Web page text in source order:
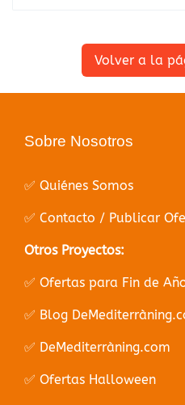
Volver a la
Sobre Nosotros
✅ Quiénes Somos
✅ Contacto / Publicar
Otros Proyectos:
✅ Ofertas para Fin de
✅ Blog
✅ DeMediterràning.com
✅ Ofertas Halloween